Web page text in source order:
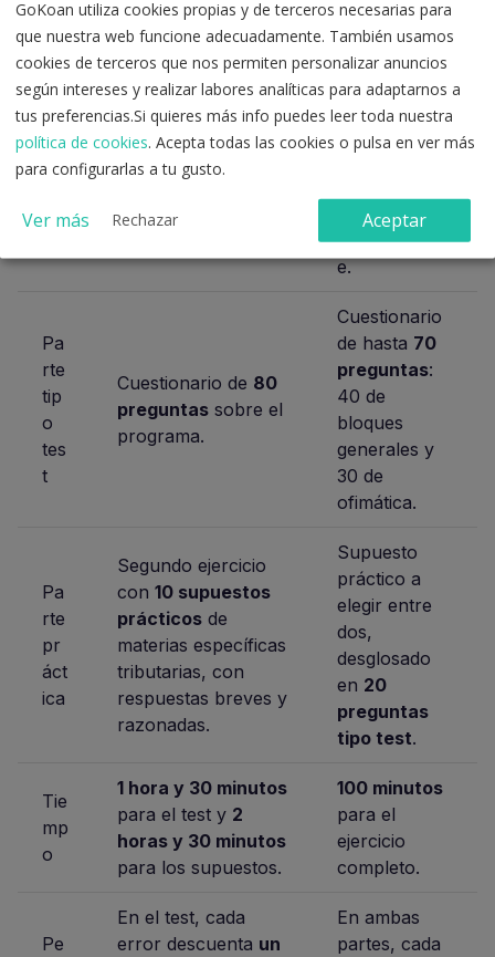
libr
e
Est
ru
ra
Dos ejercicios
obligatorios y
Un ejercicio
únicocon
dos partes
realizadas
conjuntament
e.
Pa
rte
tip
o
tes
t
Cuestionario de 80
preguntas sobre el
programa.
Cuestionario
de hasta 70
preguntas:
40 de
bloques
generales y
30 de
ofimática.
Pa
rte
pr
áct
ica
Segundo ejercicio
con 10 supuestos
prácticos de
materias específicas
tributarias, con
respuestas breves y
razonadas.
Supuesto
práctico a
elegir entre
dos,
desglosado
en 20
preguntas
tipo test.
Tie
mp
o
1 hora y 30 minutos
para el test y 2
horas y 30 minutos
para los supuestos.
100 minutos
para el
ejercicio
completo.
Pe
En el test, cada
error descuenta un
En ambas
partes, cada
GoKoan utiliza cookies propias y de terceros necesarias para
que nuestra web funcione adecuadamente. También usamos
cookies de terceros que nos permiten personalizar anuncios
según intereses y realizar labores analíticas para adaptarnos a
tus preferencias.Si quieres más info puedes leer toda nuestra
política de cookies. Acepta todas las cookies o pulsa en ver más
para configurarlas a tu gusto.
Ver más Rechazar Aceptar